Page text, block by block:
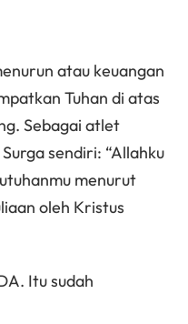
atau keuangan
Tuhan di atas
Sebagai atlet
sendiri: “Allahku
menurut
oleh Kristus
Itu sudah